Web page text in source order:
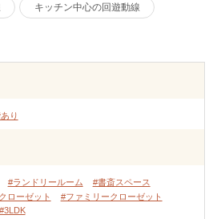
キッチン中心の回遊動線
り
#ランドリールーム
#書斎スペース
ローゼット
#ファミリークローゼット
#3LDK